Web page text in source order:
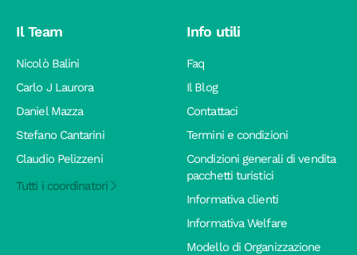
Il Team
Nicolò Balini
Carlo J Laurora
Daniel Mazza
Stefano Cantarini
Claudio Pelizzeni
Tutti i coordinatori
Info utili
Faq
Il Blog
Contattaci
Termini e condizioni
Condizioni generali di vendita
pacchetti turistici
Informativa clienti
Informativa Welfare
Modello di Organizzazione